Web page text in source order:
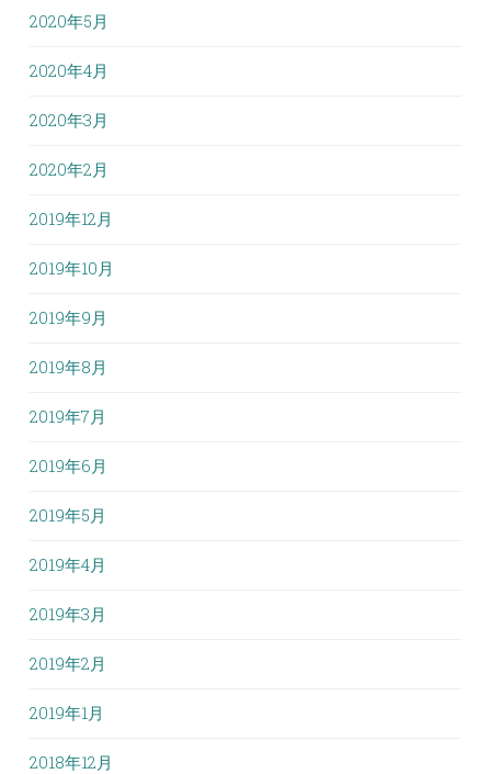
2020年5月
2020年4月
2020年3月
2020年2月
2019年12月
2019年10月
2019年9月
2019年8月
2019年7月
2019年6月
2019年5月
2019年4月
2019年3月
2019年2月
2019年1月
2018年12月